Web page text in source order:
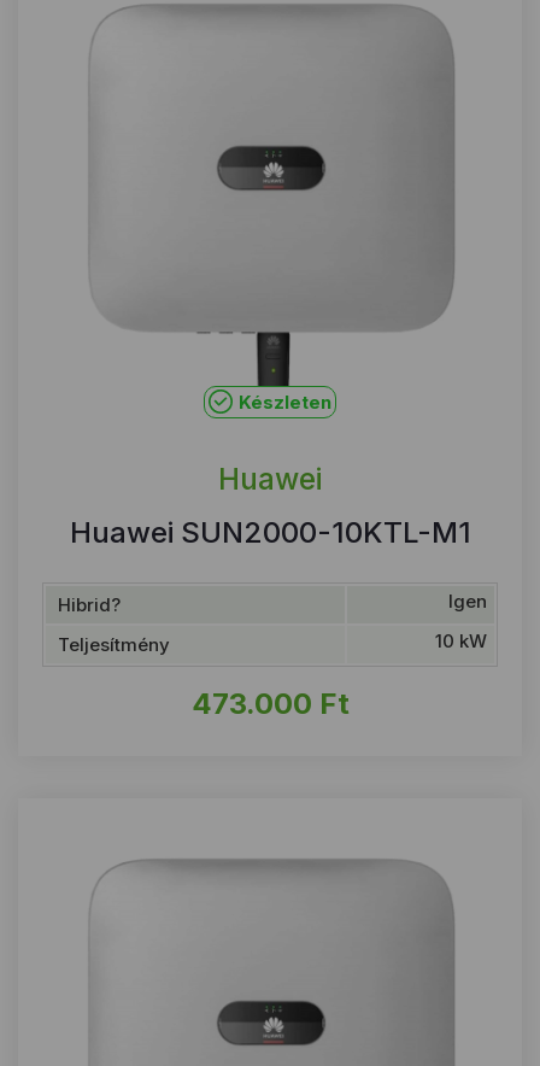
Készleten
Huawei
Huawei SUN2000-10KTL-M1
Hibrid?
Igen
Teljesítmény
10 kW
473.000 Ft